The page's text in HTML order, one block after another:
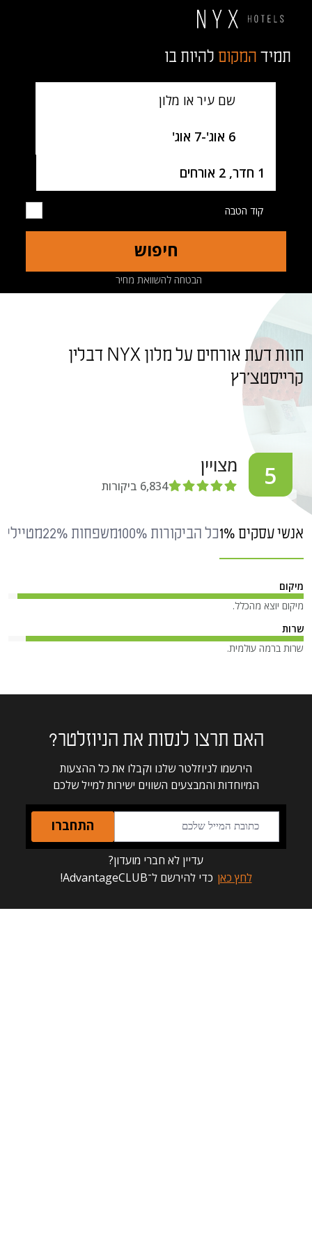
תמיד המקום להיות בו
6 אוג' -7 אוג'
1 חדר, 2 אורחים
קוד הטבה
חיפוש
הבטחה להשוואת מחיר
מלון חדרים מסעדות מפה
חוות דעת אורחים על מלון NYX דבלין
קרייסטצ'רץ
5 מצויין
6,834 ביקורות
אנשי עסקים 1% כל הביקורות 100% משפחות 22% מטיילים
מיקום
מיקום יוצא מהכלל.
שרות
שרות ברמה עולמית.
האם תרצו לנסות את הניוזלטר?
הירשמו לניוזלטר שלנו וקבלו את כל ההצעות
המיוחדות והמבצעים השווים ישירות למייל שלכם
התחברו
עדיין לא חברי מועדון?
לחץ כאן כדי להירשם ל־AdvantageCLUB!